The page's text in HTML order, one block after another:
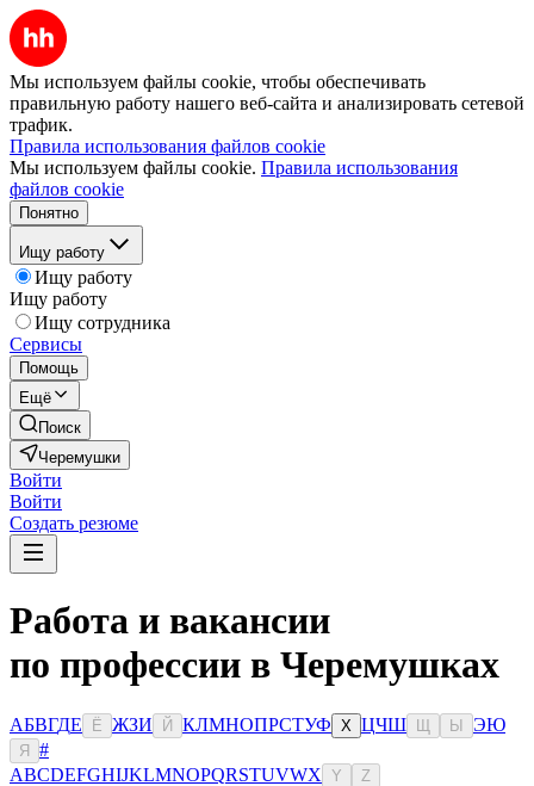
Мы используем файлы cookie, чтобы обеспечивать
правильную работу нашего веб-сайта и анализировать сетевой
трафик.
Правила использования файлов cookie
Мы используем файлы cookie. Правила использования
файлов cookie
Понятно
Ищу работу
Ищу работу
Ищу работу
Ищу сотрудника
Сервисы
Помощь
Ещё
Поиск
Черемушки
Войти
Войти
Создать резюме
Работа и вакансии
по профессии в Черемушках
АБВГДЕ Ё ЖЗИ Й КЛМНОПРСТУФ Х ЦЧШ Ы ЭЮ
Я
#
ABCDEFGHIJKLMNOPQRSTUVWX Y Z